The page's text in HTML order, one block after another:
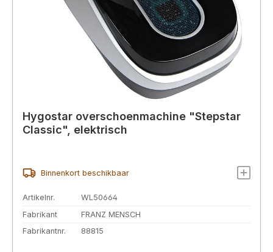
Hygostar overschoenmachine "Stepstar
Classic", elektrisch
Binnenkort beschikbaar
Artikelnr.
WL50664
Fabrikant
FRANZ MENSCH
Fabrikantnr.
88815